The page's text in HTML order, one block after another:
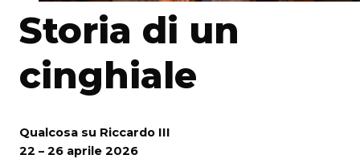
Storia di un
cinghiale
Qualcosa su Riccardo III
22 – 26 aprile 2026